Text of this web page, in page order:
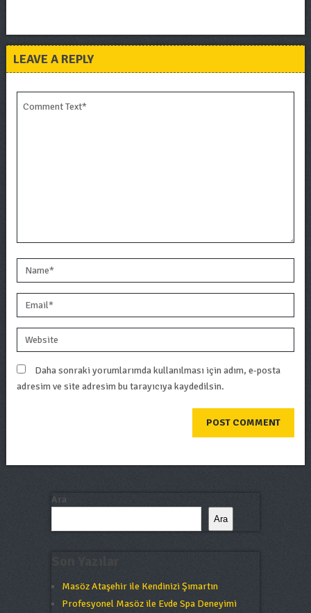
LEAVE A REPLY
Daha sonraki yorumlarımda kullanılması için adım, e-posta
adresim ve site adresim bu tarayıcıya kaydedilsin.
Ara
Ara
Masöz Ataşehir ile Kendinizi Şımartın
Profesyonel Masöz ile Evde Spa Deneyimi